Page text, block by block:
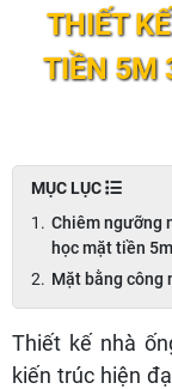
THIẾT
TIỀN 5M
MỤC LỤC
Chiêm ngưỡng
học mặt tiền 5m
Mặt bằng công
Thiết kế nhà
kiến trúc hiện